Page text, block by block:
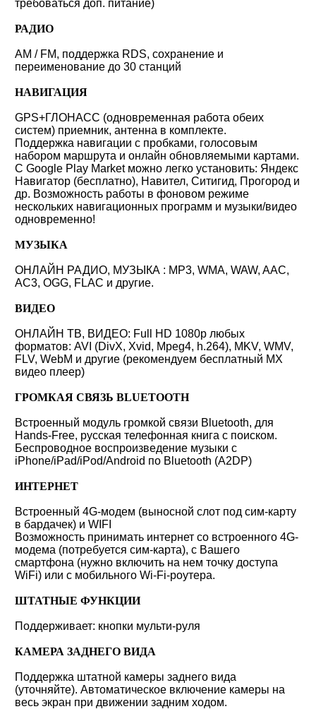
требоваться доп. питание)
РАДИО
AM / FM, поддержка RDS, сохранение и
переименование до 30 станций
НАВИГАЦИЯ
GPS+ГЛОНАСС (одновременная работа обеих
систем) приемник, антенна в комплекте.
Поддержка навигации с пробками, голосовым
набором маршрута и онлайн обновляемыми картами.
С Google Play Market можно легко установить: Яндекс
Навигатор (бесплатно), Навител, Ситигид, Прогород и
др. Возможность работы в фоновом режиме
нескольких навигационных программ и музыки/видео
одновременно!
МУЗЫКА
ОНЛАЙН РАДИО, МУЗЫКА : MP3, WMA, WAW, AAC,
AC3, OGG, FLAC и другие.
ВИДЕО
ОНЛАЙН ТВ, ВИДЕО: Full HD 1080p любых
форматов: AVI (DivX, Xvid, Mpeg4, h.264), MKV, WMV,
FLV, WebM и другие (рекомендуем бесплатный MX
видео плеер)
ГРОМКАЯ СВЯЗЬ BLUETOOTH
Встроенный модуль громкой связи Bluetooth, для
Hands-Free, русская телефонная книга с поиском.
Беспроводное воспроизведение музыки с
iPhone/iPad/iPod/Android по Bluetooth (A2DP)
ИНТЕРНЕТ
Встроенный 4G-модем (выносной слот под сим-карту
в бардачек) и WIFI
Возможность принимать интернет со встроенного 4G-
модема (потребуется сим-карта), с Вашего
смартфона (нужно включить на нем точку доступа
WiFi) или с мобильного Wi-Fi-роутера.
ШТАТНЫЕ ФУНКЦИИ
Поддерживает: кнопки мульти-руля
КАМЕРА ЗАДНЕГО ВИДА
Поддержка штатной камеры заднего вида
(уточняйте). Автоматическое включение камеры на
весь экран при движении задним ходом.